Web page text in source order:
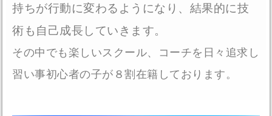
持ちが行動に変わるようになり、結果的に技
術も自己成長していきます。
その中でも楽しいスクール、コーチを日々追求し
習い事初心者の子が８割在籍しております。